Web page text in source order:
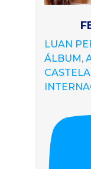
LUAN
ÁLBUM,